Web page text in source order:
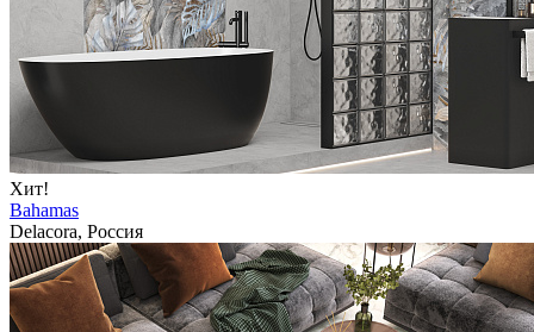
Хит!
Bahamas
Delacora, Россия